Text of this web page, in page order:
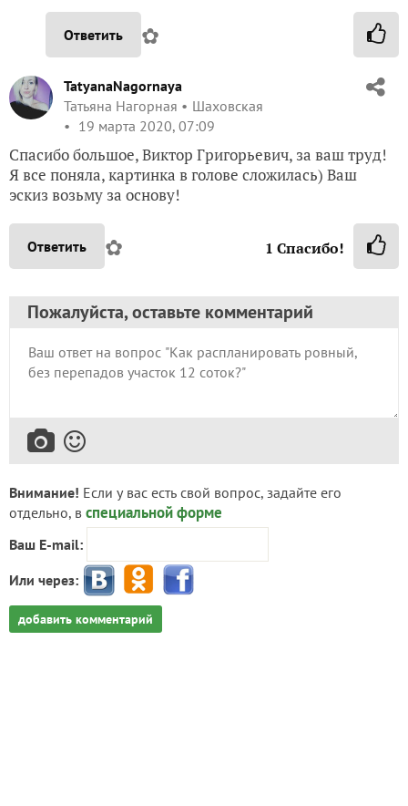
Ответить ✿
TatyanaNagornaya
Татьяна Нагорная
Шаховская
19 марта 2020, 07:09
Спасибо большое, Виктор Григорьевич, за ваш труд!
Я все поняла, картинка в голове сложилась) Ваш
эскиз возьму за основу!
Ответить ✿ 1 Спасибо!
Пожалуйста, оставьте комментарий
Внимание! Если у вас есть свой вопрос, задайте его
отдельно, в специальной форме
Ваш E-mail:
Или через:
добавить комментарий